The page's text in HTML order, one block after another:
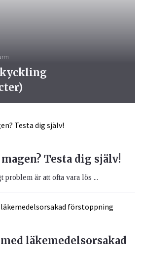
kyckling
Testa dig själv!
är att ofta vara lös ...
läkemedelsorsakad